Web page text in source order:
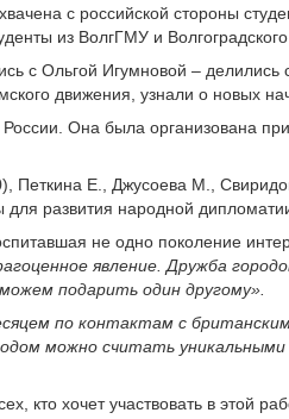
с российской стороны
из ВолгГМУ и
с Ольгой Игумновой – делились
движения, узнали о новых
России. Она была организована
Петкина Е., Джусоева М.,
развития народной
не одно поколение
явление. Дружба
подарить один другому».
по контактам с
можно считать
кто хочет участвовать в этой